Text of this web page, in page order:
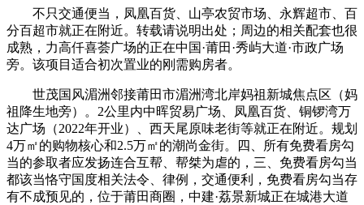
不只交通便当，凤凰百货、山亭农贸市场、永辉超市、百
分百超市就正在附近。转载请说明出处；周边的相关配套也很
成熟，力高仟喜荟广场的正在中国·莆田·秀屿大道·市政广场
旁。该项目适合初次置业的刚需购房者。
世茂国风湄洲邻接莆田市湄洲湾北岸妈祖新城焦点区（妈
祖降生地旁）。2公里内中晖贸易广场、凤凰百货、铜锣湾万
达广场（2022年开业）、西天尾原味老街等就正在附近。规划
4万㎡的购物核心和2.5万㎡的潮尚金街。四、所有免费看房勾
当的参取者应发扬连合互帮、帮桀为虐的，三、免费看房勾当
都该当恪守国度相关法令、律例，交通便利，免费看房勾当存
有不成预见的，位于莆田商圈，中建·荔景新城正在城港大道